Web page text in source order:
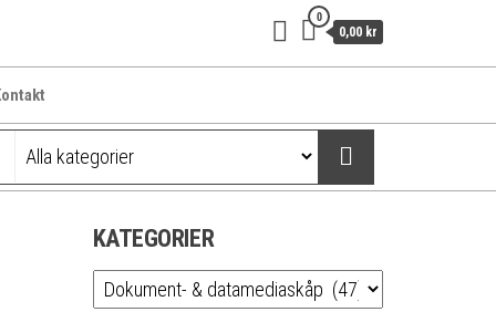
0
0,00 kr
KATEGORIER